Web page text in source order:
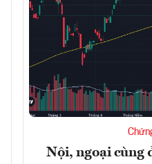
Nội, ngoại cùng